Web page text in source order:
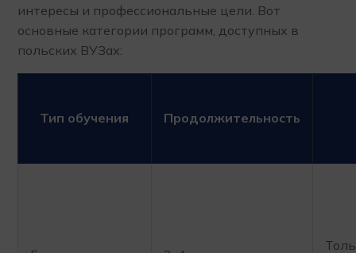
интересы и профессиональные цели. Вот
основные категории программ, доступных в
польских ВУЗах:
Тип обучения Продолжительность